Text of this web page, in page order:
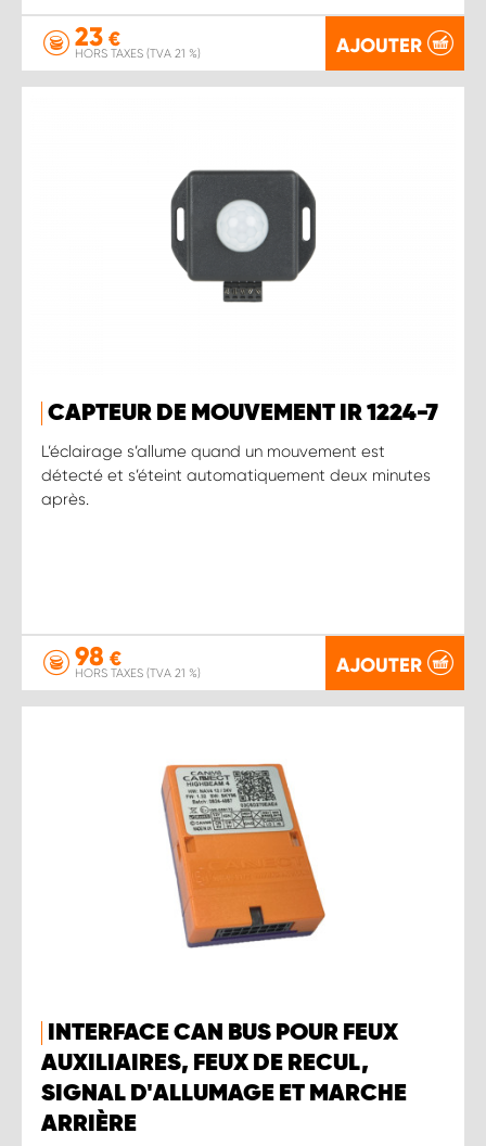
23 €
HORS TAXES (TVA 21 %) AJOUTER
CAPTEUR DE MOUVEMENT IR 1224-7
L’éclairage s’allume quand un mouvement est
détecté et s’éteint automatiquement deux minutes
après.
98 €
HORS TAXES (TVA 21 %) AJOUTER
INTERFACE CAN BUS POUR FEUX
AUXILIAIRES, FEUX DE RECUL,
SIGNAL D'ALLUMAGE ET MARCHE
ARRIÈRE